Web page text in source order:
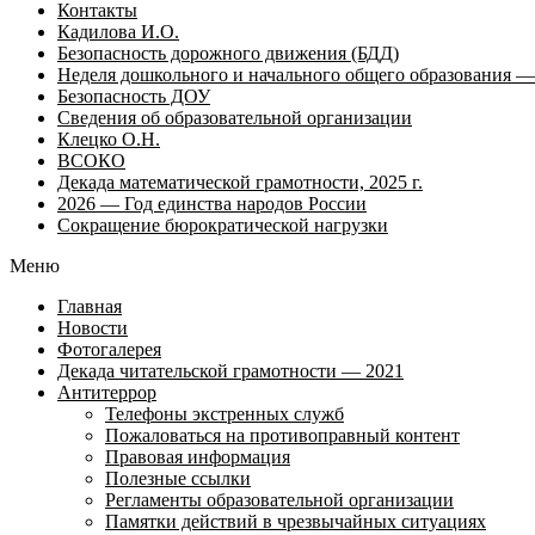
Контакты
Кадилова И.О.
Безопасность дорожного движения (БДД)
Неделя дошкольного и начального общего образования —
Безопасность ДОУ
Сведения об образовательной организации
Клецко О.Н.
ВСОКО
Декада математической грамотности, 2025 г.
2026 — Год единства народов России
Сокращение бюрократической нагрузки
Меню
Главная
Новости
Фотогалерея
Декада читательской грамотности — 2021
Антитеррор
Телефоны экстренных служб
Пожаловаться на противоправный контент
Правовая информация
Полезные ссылки
Регламенты образовательной организации
Памятки действий в чрезвычайных ситуациях